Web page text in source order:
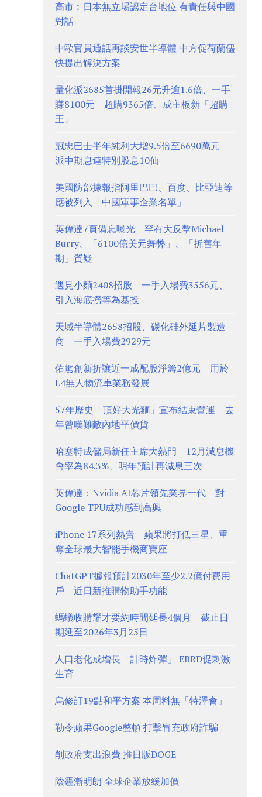
高市︰日本無立場認定台地位 有責任與中國
對話
中歐官員通話再談安世半導體 中方促荷蘭儘
快提出解決方案
量化派2685首掛開報26元升逾1.6倍、一手
賺8100元 超購9365倍、成主板新「超購
王」
冠忠巴士半年純利大增9.5倍至6690萬元
派中期息連特別股息10仙
美國防部據報指阿里巴巴、百度、比亞迪等
應被列入「中國軍事企業名單」
英偉達7頁備忘曝光 罕有大反擊Michael
Burry、「6100億美元舞弊」、「折舊年
期」質疑
遇見小麵2408招股 一手入場費3556元、
引入海底撈等為基投
天域半導體2658招股、碳化硅外延片製造
商 一手入場費2929元
佑駕創新折讓近一成配股淨籌2億元 用於
L4無人物流車業務發展
57年歷史「頂好大光麵」宣布結束營運 去
年曾嘆難敵內地平價貨
哈塞特成儲局新任主席大熱門 12月減息機
會率為84.3%、明年預計再減息三次
英偉達：Nvidia AI芯片領先業界一代 對
Google TPU成功感到高興
iPhone 17系列熱賣 蘋果將打低三星、重
奪全球最大智能手機商寶座
ChatGPT據報預計2030年至少2.2億付費用
戶 近日新推購物助手功能
螞蟻收購耀才要約時間延長4個月 截止日
期延至2026年3月25日
人口老化成增長「計時炸彈」 EBRD促刺激
生育
烏修訂19點和平方案 本周料無「特澤會」
勒令蘋果Google整頓 打擊冒充政府詐騙
削政府支出浪費 推日版DOGE
陰霾漸明朗 全球企業放緩加價